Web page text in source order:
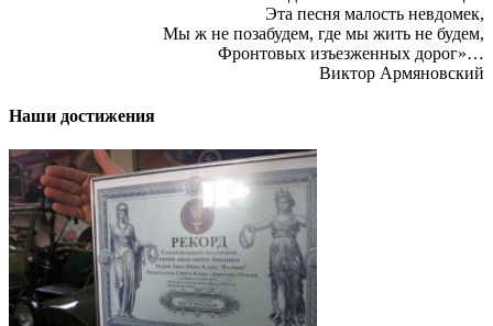
Эта песня малость невдомек,
Мы ж не позабудем, где мы жить не будем,
Фронтовых изъезженных дорог»…
Виктор Армяновский
Наши достижения